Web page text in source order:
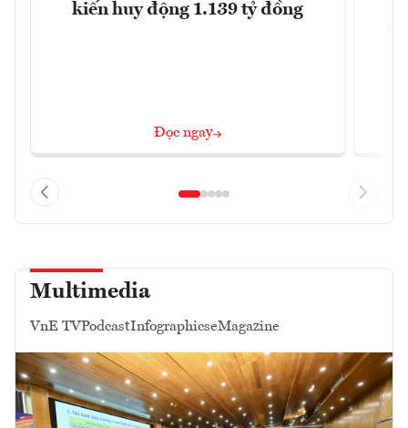
kiến huy động 1.139 tỷ đồng
Đọc ngay
Multimedia
VnE TVPodcastInfographicseMagazine